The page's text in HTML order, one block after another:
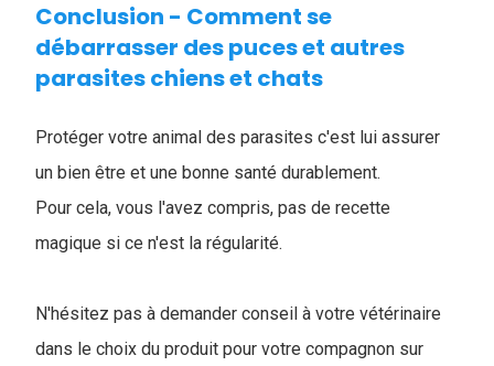
Conclusion - Comment se
débarrasser des puces et autres
parasites chiens et chats
Protéger votre animal des parasites c'est lui assurer
un bien être et une bonne santé durablement.
Pour cela, vous l'avez compris, pas de recette
magique si ce n'est la régularité.
N'hésitez pas à demander conseil à votre vétérinaire
dans le choix du produit pour votre compagnon sur